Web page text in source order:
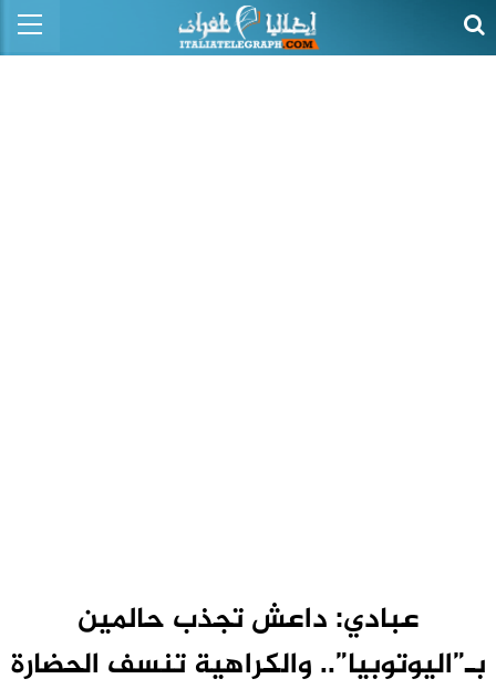
عبادي: داعش تجذب حالمين
بـ”اليوتوبيا”.. والكراهية تنسف الحضارة